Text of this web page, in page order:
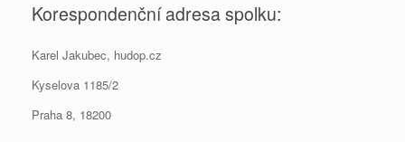
Korespondenční adresa spolku:
Karel Jakubec, hudop.cz
Kyselova 1185/2
Praha 8, 18200